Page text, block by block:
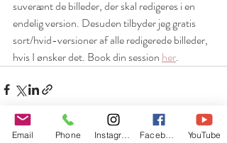
suverænt de billeder, der skal redigeres i en
endelig version. Desuden tilbyder jeg gratis
sort/hvid-versioner af alle redigerede billeder,
hvis I ønsker det. Book din session her.
Email Phone YouTube